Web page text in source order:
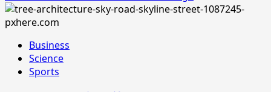
Business
Science
Sports